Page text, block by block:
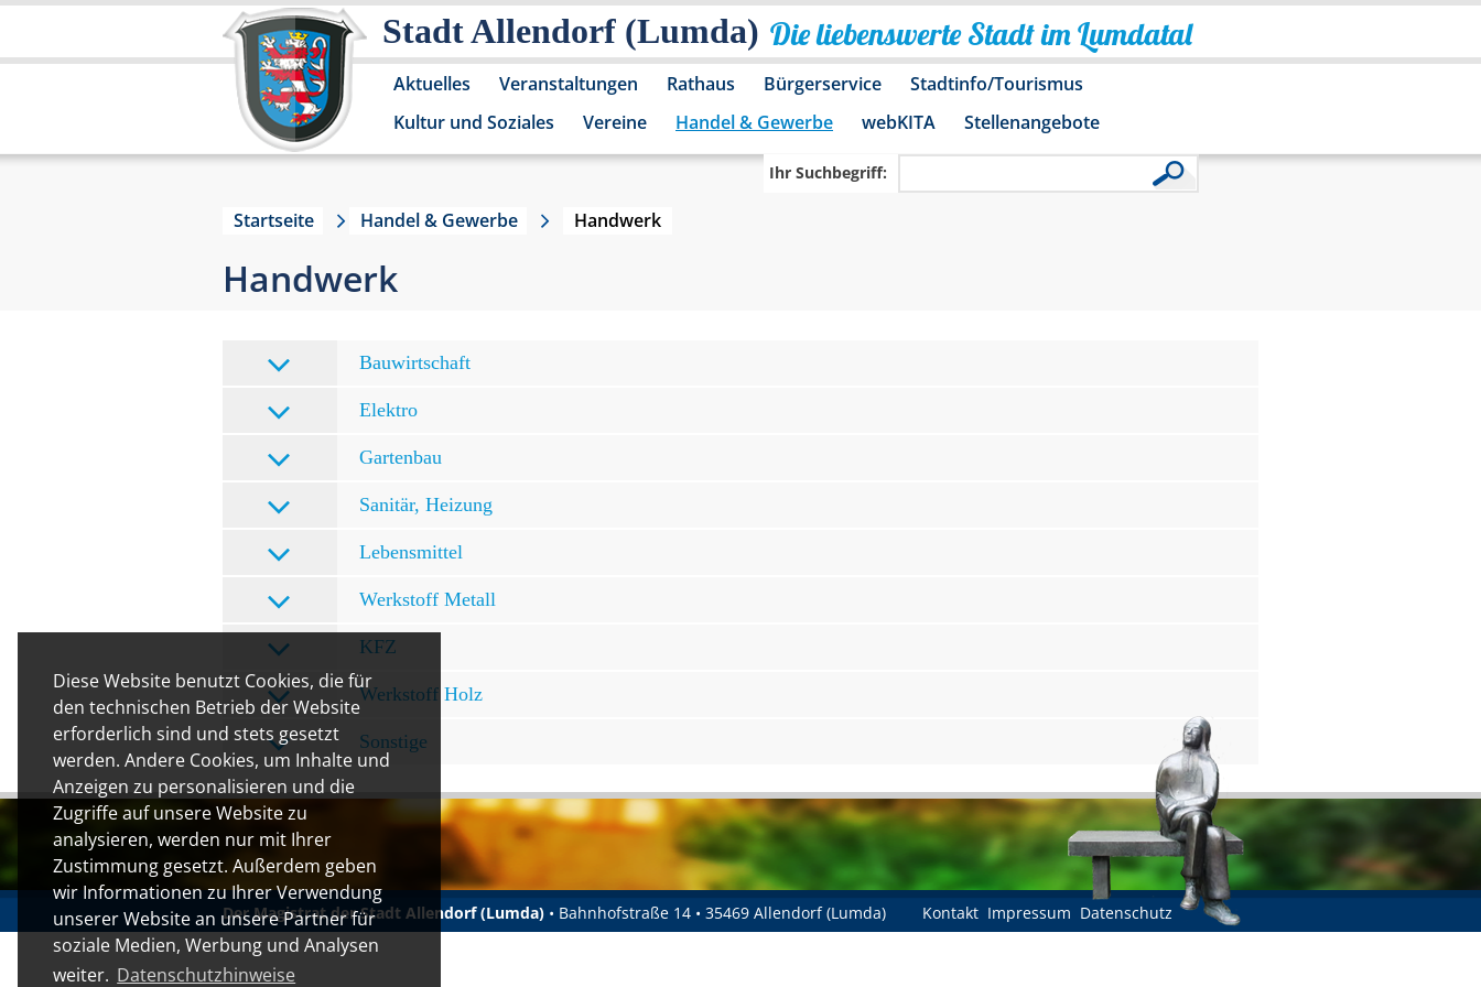
Diese Website benutzt Cookies, die für
den technischen Betrieb der Website
erforderlich sind und stets gesetzt
werden. Andere Cookies, um Inhalte und
Anzeigen zu personalisieren und die
Zugriffe auf unsere Website zu
analysieren, werden nur mit Ihrer
Zustimmung gesetzt. Außerdem geben
wir Informationen zu Ihrer Verwendung
unserer Website an unsere Partner für
soziale Medien, Werbung und Analysen
weiter. Datenschutzhinweise
Stadt Allendorf (Lumda) Die liebenswerte Stadt im Lumdatal
Aktuelles Veranstaltungen Rathaus Bürgerservice
Stadtinfo/Tourismus
Kultur und Soziales
Vereine Handel & Gewerbe webKITA Stellenangebote
Ihr Suchbegriff:
Startseite Handel & Gewerbe Handwerk
Handwerk
Bauwirtschaft
Elektro
Gartenbau
Sanitär, Heizung
Lebensmittel
Werkstoff Metall
KFZ
Werkstoff Holz
Sonstige
Der Magistrat der Stadt Allendorf (Lumda) • Bahnhofstraße 14 • 35469 Allendorf (Lumda) Kontakt Impressum Datenschutz